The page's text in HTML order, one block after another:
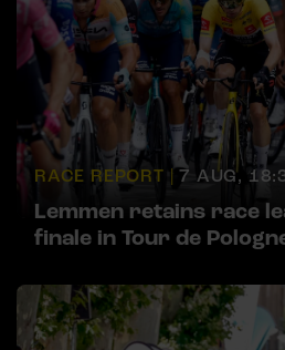
RACE REPORT | 7 AUG,
Lemmen retains race
finale in Tour de